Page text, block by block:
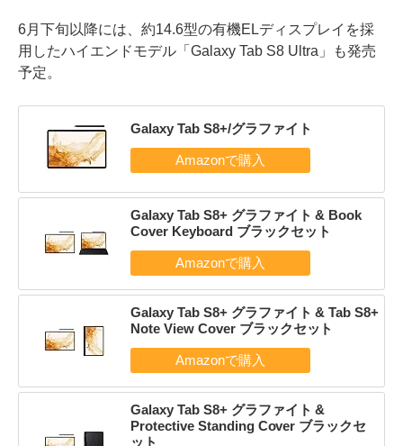
6月下旬以降には、約14.6型の有機ELディスプレイを採
用したハイエンドモデル「Galaxy Tab S8 Ultra」も発売
予定。
Galaxy Tab S8+/グラファイト
Galaxy Tab S8+ グラファイト & Book
Cover Keyboard ブラックセット
Galaxy Tab S8+ グラファイト & Tab S8+
Note View Cover ブラックセット
Galaxy Tab S8+ グラファイト &
Protective Standing Cover ブラックセ
ット